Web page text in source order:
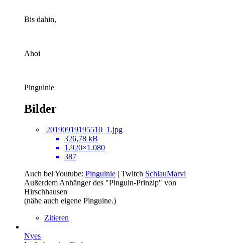
Bis dahin,
Ahoi
Pinguinie
Bilder
20190919195510_1.jpg
326,78 kB
1.920×1.080
387
Auch bei Youtube: Pinguinie | Twitch SchlauMarvi
Außerdem Anhänger des "Pinguin-Prinzip" von
Hirschhausen
(nähe auch eigene Pinguine.)
Zitieren
Nyes